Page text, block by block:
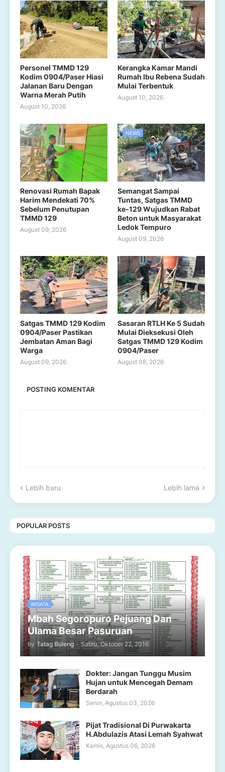
Personel TMMD 129
Kodim 0904/Paser Hiasi
Jalanan Baru Dengan
Warna Merah Putih
August 10, 2026
Kerangka Kamar Mandi
Rumah Ibu Rebena Sudah
Mulai Terbentuk
August 10, 2026
Renovasi Rumah Bapak
Harim Mendekati 70%
Sebelum Penutupan
TMMD 129
August 09, 2026
NEWS
Semangat Sampai
Tuntas, Satgas TMMD
ke-129 Wujudkan Rabat
Beton untuk Masyarakat
Ledok Tempuro
August 09, 2026
Satgas TMMD 129 Kodim
0904/Paser Pastikan
Jembatan Aman Bagi
Warga
August 09, 2026
Sasaran RTLH Ke 5 Sudah
Mulai Dieksekusi Oleh
Satgas TMMD 129 Kodim
0904/Paser
August 08, 2026
POSTING KOMENTAR
Lebih baru Lebih lama
POPULAR POSTS
WISATA
Mbah Segoropuro Pejuang Dan
Ulama Besar Pasuruan
by Tatag Buleng - Sabtu, Oktober 22, 2016
Dokter: Jangan Tunggu Musim
Hujan untuk Mencegah Demam
Berdarah
Senin, Agustus 03, 2026
Pijat Tradisional Di Purwakarta
H.Abdulazis Atasi Lemah Syahwat
Kamis, Agustus 06, 2026